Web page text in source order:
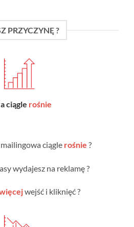
PRZYCZYNĘ ?
ciągle rośnie
ciągle rośnie ?
wydajesz na reklamę ?
wejść i kliknięć ?